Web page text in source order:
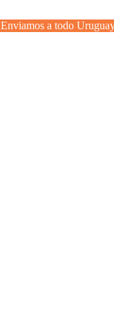
Enviamos a todo